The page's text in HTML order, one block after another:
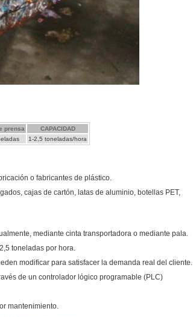
prensa
CAPACIDAD
1-2,5 toneladas/hora
o fabricantes de plástico.
cajas de cartón, latas de aluminio, botellas PET,
mediante cinta transportadora o mediante pala.
toneladas por hora.
modificar para satisfacer la demanda real del cliente.
de un controlador lógico programable (PLC)
mantenimiento.